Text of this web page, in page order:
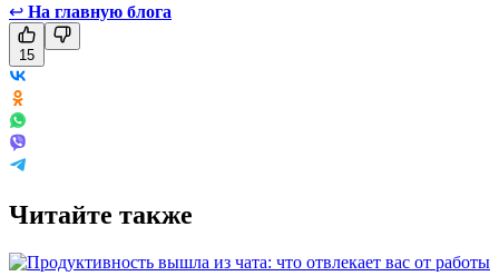
↩ На главную блога
15
Читайте также